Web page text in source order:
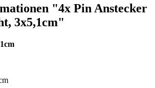
"4x Pin Anstecker
3x5,1cm"